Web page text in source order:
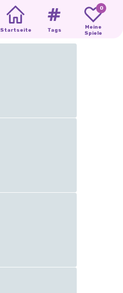
Startseite Tags
0
Meine
Spiele